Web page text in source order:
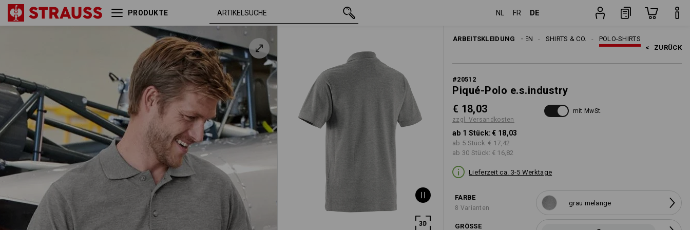
PRODUKTE NL FR DE
ARBEITSKLEIDUNG POLO-SHIRTS
SHIRTS & CO.
HERREN
< ZURÜCK
#20512
Piqué-Polo e.s.industry
€ 18,03
zzgl. Versandkosten
mit MwSt.
ab 1 Stück: € 18,03
ab 5 Stück: € 17,42
ab 30 Stück: € 16,82
Lieferzeit ca. 3-5 Werktage
FARBE
8 Varianten
grau melange
GRÖSSE
Piqué-Polo e.s.industry S € 18,03